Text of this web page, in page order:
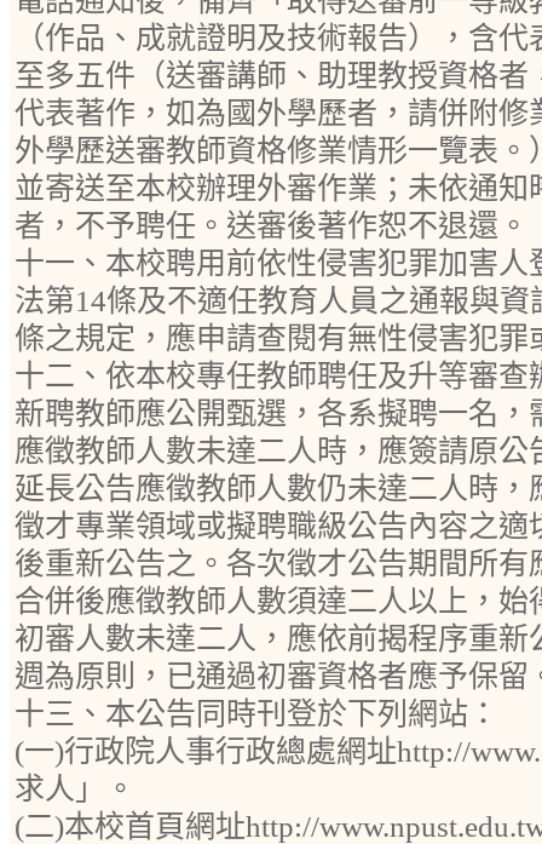
（作品、成就證明及技術報告），含
至多五件（送審講師、助理教授資格
代表著作，如為國外學歷者，請併附修
外學歷送審教師資格修業情形一覽表
並寄送至本校辦理外審作業；未依通
者，不予聘任。送審後著作恕不退還。
十一、本校聘用前依性侵害犯罪加害
法第14條及不適任教育人員之通報與
條之規定，應申請查閱有無性侵害犯
十二、依本校專任教師聘任及升等審查
新聘教師應公開甄選，各系擬聘一名
應徵教師人數未達二人時，應簽請原
延長公告應徵教師人數仍未達二人時
徵才專業領域或擬聘職級公告內容之適
後重新公告之。各次徵才公告期間所
合併後應徵教師人數須達二人以上，
初審人數未達二人，應依前揭程序重
週為原則，已通過初審資格者應予保留
十三、本公告同時刊登於下列網站：
(一)行政院人事行政總處網址http://
求人」。
(二)本校首頁網址http://